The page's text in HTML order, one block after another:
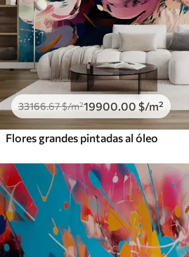
33166.67$/m²19900.00 $/m²
Flores grandes pintadas al óleo